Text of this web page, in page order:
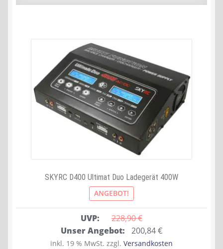
SKYRC D400 Ultimat Duo Ladegerät 400W
ANGEBOT!
UVP: 228,90 €
Ursprünglicher
Preis
Unser Angebot: 200,84€Aktueller
Preis
inkl. 19 % MwSt. zzgl. Versandkosten